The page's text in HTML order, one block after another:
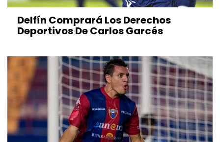
Delfín Comprará Los Derechos
Deportivos De Carlos Garcés